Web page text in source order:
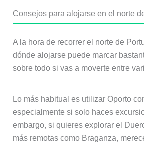
Consejos para alojarse en el norte
A la hora de recorrer el norte de
dónde alojarse puede marcar
sobre todo si vas a moverte entre
Lo más habitual es utilizar Oporto
especialmente si solo haces
embargo, si quieres explorar el
más remotas como Braganza,